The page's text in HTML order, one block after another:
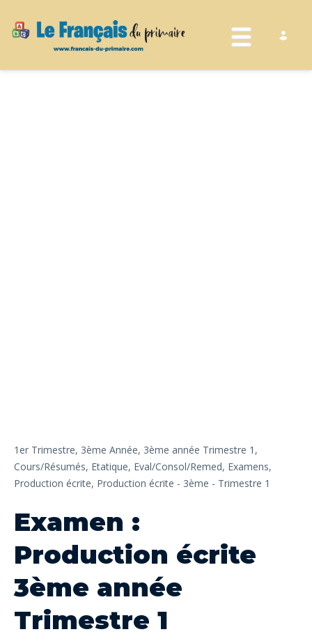
Toggle
1er Trimestre, 3ème Année, 3ème année Trimestre 1,
Cours/Résumés, Etatique, Eval/Consol/Remed, Examens,
Production écrite, Production écrite - 3ème - Trimestre 1
Examen :
Production écrite
3ème année
Trimestre 1